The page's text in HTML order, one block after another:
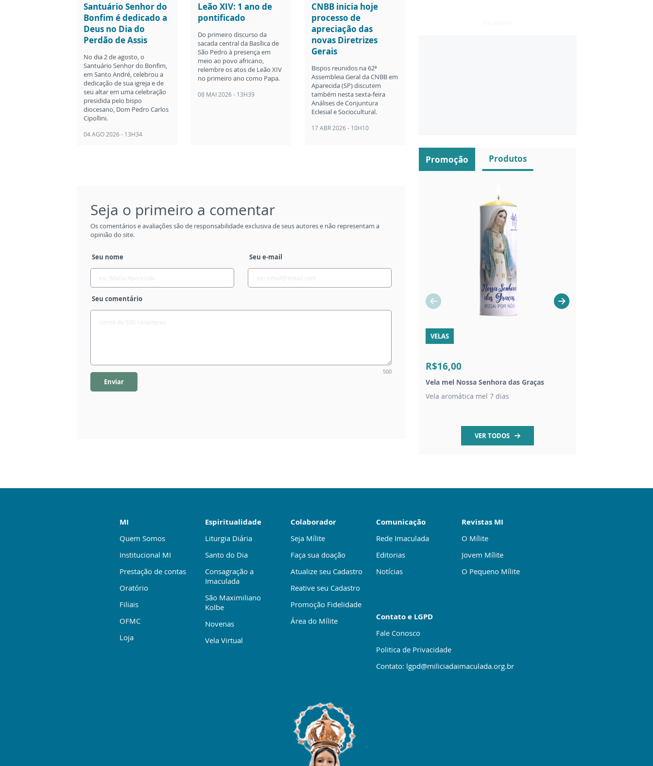
Santuário Senhor do
Bonfim é dedicado a
Deus no Dia do
Perdão de Assis
No dia 2 de agosto, o
Santuário Senhor do Bonfim,
em Santo André, celebrou a
dedicação de sua igreja e de
seu altar em uma celebração
presidida pelo bispo
diocesano, Dom Pedro Carlos
Cipollini.
04 AGO 2026 - 13H34
Leão XIV: 1 ano de
pontificado
Do primeiro discurso da
sacada central da Basílica de
São Pedro à presença em
meio ao povo africano,
relembre os atos de Leão XIV
no primeiro ano como Papa.
08 MAI 2026 - 13H39
CNBB inicia hoje
processo de
apreciação das
novas Diretrizes
Gerais
Bispos reunidos na 62ª
Assembleia Geral da CNBB em
Aparecida (SP) discutem
também nesta sexta-feira
Análises de Conjuntura
Eclesial e Sociocultural.
17 ABR 2026 - 10H10
Seja o primeiro a comentar
Os comentários e avaliações são de responsabilidade exclusiva de seus autores e não representam a
opinião do site.
Seu nome Seu e-mail
Seu comentário
500
Enviar
Promoção Produtos
VELAS
R$16,00
Vela mel Nossa Senhora das Graças
Vela aromática mel 7 dias
VER TODOS
MI
Quem Somos
Institucional MI
Prestação de contas
Oratório
Filiais
OFMC
Loja
Colaborador
Seja Mílite
Faça sua doação
Atualize seu Cadastro
Reative seu Cadastro
Promoção Fidelidade
Área do Mílite
Espiritualidade
Liturgia Diária
Santo do Dia
Consagração a
Imaculada
São Maximiliano
Kolbe
Novenas
Vela Virtual
Comunicação
Rede Imaculada
Editorias
Notícias
Revistas MI
O Mílite
Jovem Mílite
O Pequeno Mílite
Contato e LGPD
Fale Conosco
Politica de Privacidade
Contato: lgpd@miliciadaimaculada.org.br